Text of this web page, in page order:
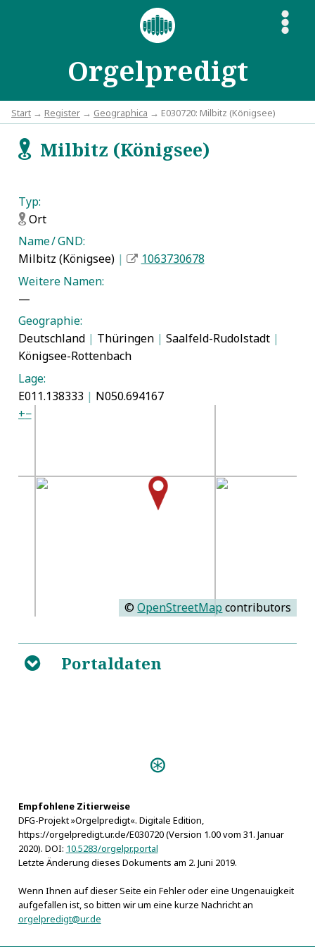
Orgelpredigt
S
Start → Register → Geographica → E030720: Milbitz (Königsee)
fMilbitz (Königsee)
Typ:
fOrt
Name / GND:
Milbitz (Königsee) |
1063730678
Weitere Namen:
—
Geographie:
Deutschland | Thüringen | Saalfeld-Rudolstadt |
Königsee-Rottenbach
Lage:
E011.138333 | N050.694167
+−
©OpenStreetMap contributors
B Portaldaten
Schulze, Johann Friedrich
Empfohlene Zitierweise
DFG-Projekt »Orgelpredigt«. Digitale Edition,
https://orgelpredigt.ur.de/E030720 (Version 1.00 vom 31. Januar
2020). DOI: 10.5283/orgelpr.portal
Letzte Änderung dieses Dokuments am 2. Juni 2019.
Wenn Ihnen auf dieser Seite ein Fehler oder eine Ungenauigkeit
aufgefallen ist, so bitten wir um eine kurze Nachricht an
orgelpredigt@ur.de